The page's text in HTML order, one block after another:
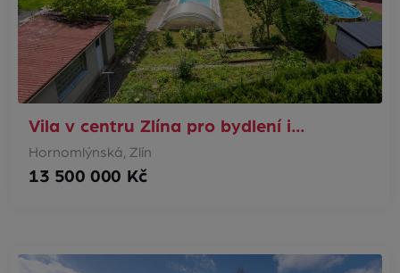
Vila v centru Zlína pro bydlení i…
Hornomlýnská, Zlín
13 500 000 Kč